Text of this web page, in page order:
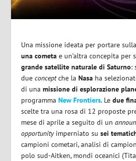
Una missione ideata per portare
una cometa e un’altra concepita
grande satellite naturale di Saturno:
dueconceptche laNasa ha
di unamissione di esplorazione
programmaNew Frontiers. Ledue
scelte tra una rosa di 12 proposte
mese di aprile a seguito di un
opportunityimperniato susei
campioni cometari, analisi di
polo sud-Aitken, mondi oceanici